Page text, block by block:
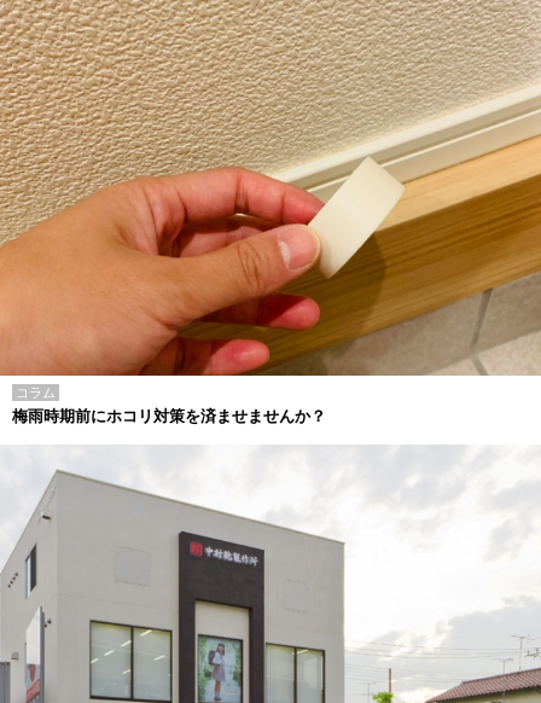
コラム
梅雨時期前にホコリ対策を済ませませんか？